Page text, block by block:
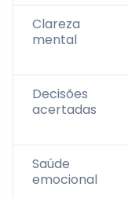
Clareza
mental
Decisões
acertadas
Saúde
emocional